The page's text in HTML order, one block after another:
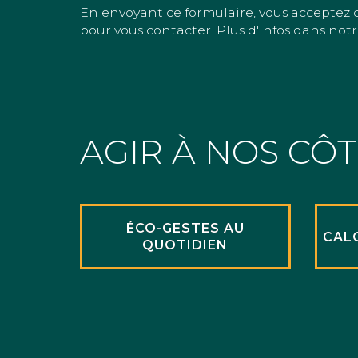
En envoyant ce formulaire, vous
pour vous contacter. Plus d'infos dans
AGIR À NOS
ÉCO-GESTES AU
QUOTIDIEN